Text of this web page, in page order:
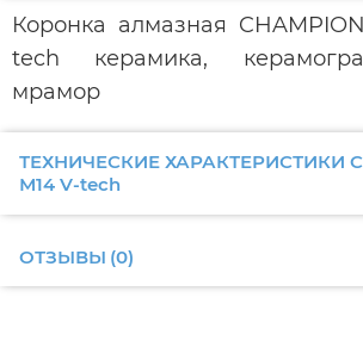
Коронка алмазная
tech керамика,
мрамор
ТЕХНИЧЕСКИЕ ХАРАКТЕРИСТИКИ
М14 V-tech
ОТЗЫВЫ (0)